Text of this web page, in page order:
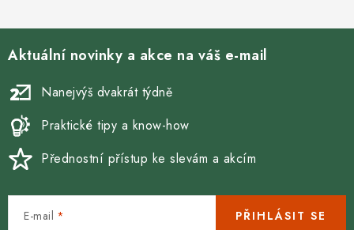
Aktuální novinky a akce na váš e-mail
Nanejvýš dvakrát týdně
Praktické tipy a know-how
Přednostní přístup ke slevám a akcím
E-mail PŘIHLÁSIT SE